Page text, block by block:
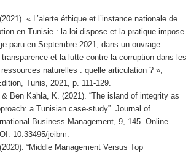
« L’alerte éthique et l’instance nationale de
en Tunisie : la loi dispose et la pratique impose
paru en Septembre 2021, dans un ouvrage
et la lutte contre la corruption dans les
naturelles : quelle articulation ? »,
Tunis, 2021, p. 111-129.
Ben Kahla, K. (2021). “The island of integrity as
a Tunisian case-study”. Journal of
Business Management, 9, 145. Online
10.33495/jeibm.
“Middle Management Versus Top